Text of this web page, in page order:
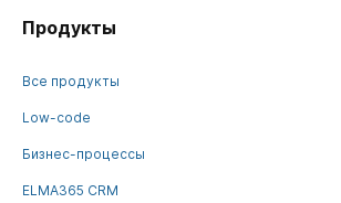
Продукты
Все продукты
Low-code
Бизнес-процессы
ELMA365 CRM